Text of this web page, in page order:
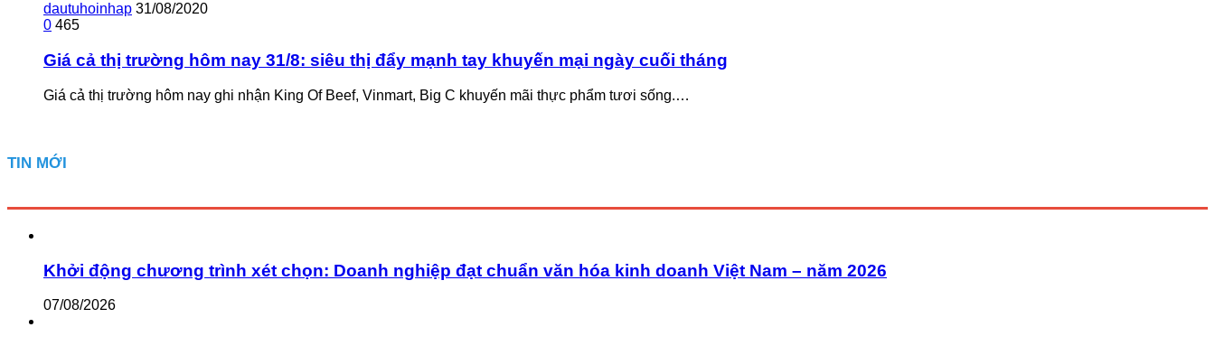
dautuhoinhap 31/08/2020
0 465
Giá cả thị trường hôm nay 31/8: siêu thị đẩy mạnh tay khuyến mại ngày cuối tháng
Giá cả thị trường hôm nay ghi nhận King Of Beef, Vinmart, Big C khuyến mãi thực phẩm tươi sống.…
TIN MỚI
Khởi động chương trình xét chọn: Doanh nghiệp đạt chuẩn văn hóa kinh doanh Việt Nam – năm 2026
07/08/2026